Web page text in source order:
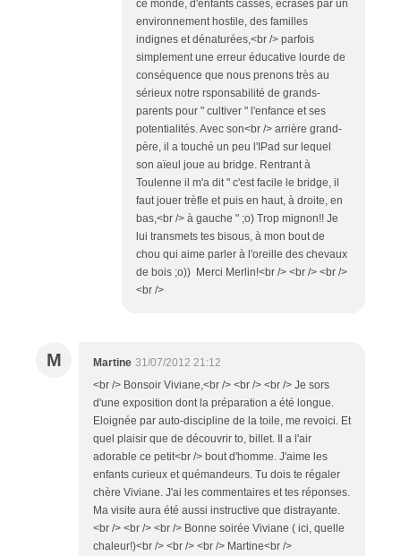
ce monde, d'enfants cassés, écrasés par un
environnement hostile, des familles
indignes et dénaturées,<br /> parfois
simplement une erreur éducative lourde de
conséquence que nous prenons très au
sérieux notre rsponsabilité de grands-
parents pour " cultiver " l'enfance et ses
potentialités. Avec son<br /> arrière grand-
père, il a touché un peu l'IPad sur lequel
son aïeul joue au bridge. Rentrant à
Toulenne il m'a dit " c'est facile le bridge, il
faut jouer trèfle et puis en haut, à droite, en
bas,<br /> à gauche " ;o) Trop mignon!! Je
lui transmets tes bisous, à mon bout de
chou qui aime parler à l'oreille des chevaux
de bois ;o)) Merci Merlin!<br /> <br /> <br />
<br />
M Martine 31/07/2012 21:12
<br /> Bonsoir Viviane,<br /> <br /> <br /> Je sors
d'une exposition dont la préparation a été longue.
Eloignée par auto-discipline de la toile, me revoici. Et
quel plaisir que de découvrir to, billet. Il a l'air
adorable ce petit<br /> bout d'homme. J'aime les
enfants curieux et quémandeurs. Tu dois te régaler
chère Viviane. J'ai les commentaires et tes réponses.
Ma visite aura été aussi instructive que distrayante.
<br /> <br /> <br /> Bonne soirée Viviane ( ici, quelle
chaleur!)<br /> <br /> <br /> Martine<br />